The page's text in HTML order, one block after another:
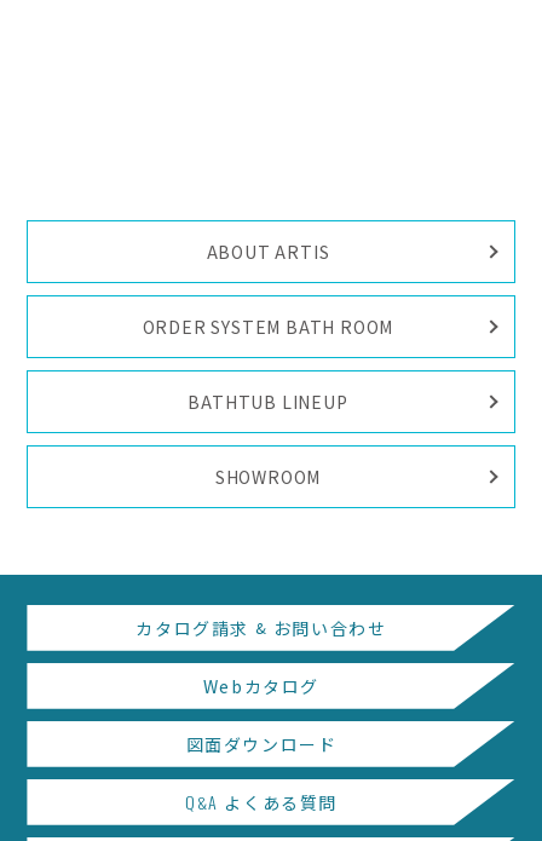
ABOUT ARTIS
ORDER SYSTEM BATH ROOM
BATHTUB LINEUP
SHOWROOM
カタログ請求 & お問い合わせ
Webカタログ
図面ダウンロード
Q &A よくある質問